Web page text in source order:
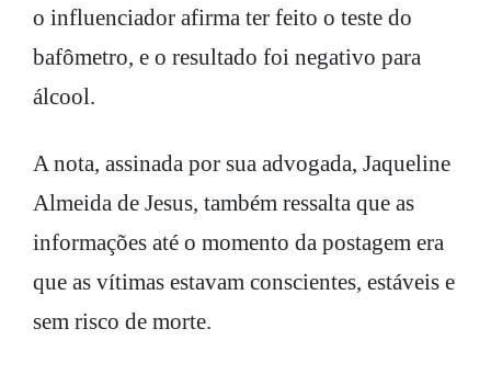
o influenciador afirma ter feito o teste do
bafômetro, e o resultado foi negativo para
álcool.
A nota, assinada por sua advogada, Jaqueline
Almeida de Jesus, também ressalta que as
informações até o momento da postagem era
que as vítimas estavam conscientes, estáveis e
sem risco de morte.